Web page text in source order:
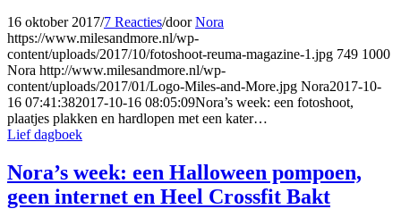
16 oktober 2017/7 Reacties/doorNora
https://www.milesandmore.nl/wp-
content/uploads/2017/10/fotoshoot-reuma-magazine-1.jpg 749 1000
Nora http://www.milesandmore.nl/wp-
content/uploads/2017/01/Logo-Miles-and-More.jpg Nora2017-10-
16 07:41:382017-10-16 08:05:09Nora’s week: een fotoshoot,
plaatjes plakken en hardlopen met een kater…
Lief dagboek
Nora’s week: een Halloween pompoen,
geen internet en Heel Crossfit Bakt